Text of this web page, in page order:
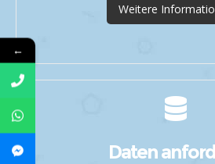
Weitere
Daten
←